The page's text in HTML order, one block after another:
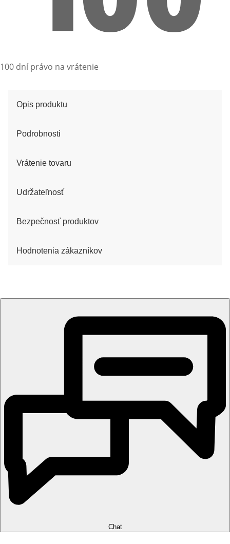
100 dní právo na vrátenie
Opis produktu
Podrobnosti
Vrátenie tovaru
Udržateľnosť
Bezpečnosť produktov
Hodnotenia zákazníkov
Chat